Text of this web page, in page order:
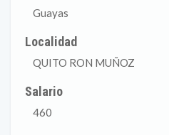
Guayas
Localidad
QUITO RON MUÑOZ
Salario
460